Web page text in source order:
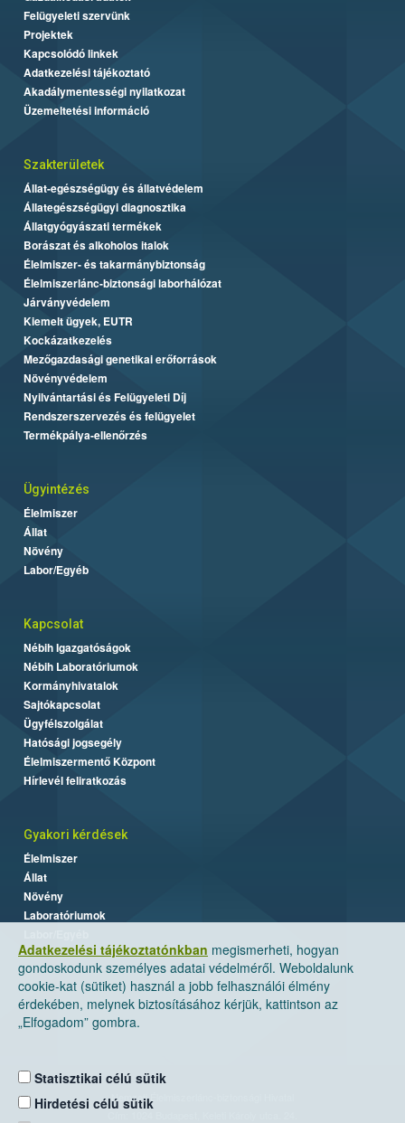
Adatkezelési tájékoztatónkban megismerheti, hogyan
gondoskodunk személyes adatai védelméről. Weboldalunk
cookie-kat (sütiket) használ a jobb felhasználói élmény
érdekében, melynek biztosításához kérjük, kattintson az
„Elfogadom” gombra.
Statisztikai célú sütik
Hirdetési célú sütik
Felügyeleti szervünk
Projektek
Kapcsolódó linkek
Adatkezelési tájékoztató
Akadálymentességi nyilatkozat
Üzemeltetési információ
Szakterületek
Állat-egészségügy és állatvédelem
Állategészségügyi diagnosztika
Állatgyógyászati termékek
Borászat és alkoholos italok
Élelmiszer- és takarmánybiztonság
Élelmiszerlánc-biztonsági laborhálózat
Járványvédelem
Kiemelt ügyek, EUTR
Kockázatkezelés
Mezőgazdasági genetikai erőforrások
Növényvédelem
Nyilvántartási és Felügyeleti Díj
Rendszerszervezés és felügyelet
Termékpálya-ellenőrzés
Ügyintézés
Élelmiszer
Állat
Növény
Labor/Egyéb
Kapcsolat
Nébih Igazgatóságok
Nébih Laboratóriumok
Kormányhivatalok
Sajtókapcsolat
Ügyfélszolgálat
Hatósági jogsegély
Élelmiszermentő Központ
Hírlevél feliratkozás
Gyakori kérdések
Élelmiszer
Állat
Növény
Laboratóriumok
Nemzeti Élelmiszerlánc-biztonsági Hivatal